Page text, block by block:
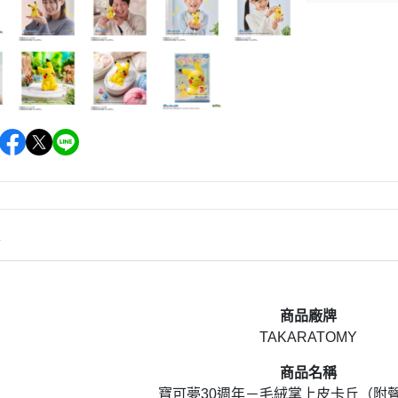
商品廠牌
TAKARATOMY
商品名稱
寶可夢30週年－毛絨掌上皮卡丘（附